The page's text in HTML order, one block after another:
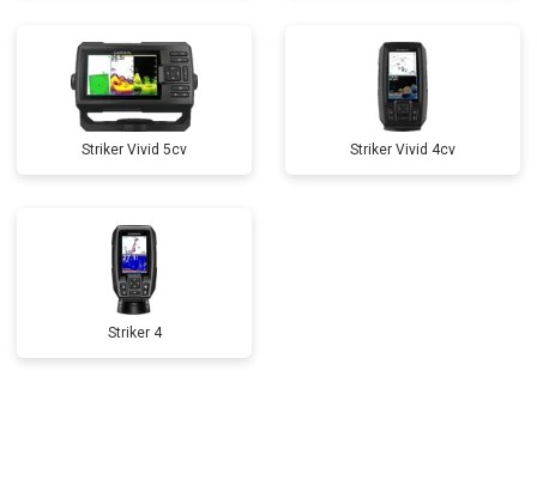
Striker Vivid 5cv Striker Vivid 4cv
Striker 4